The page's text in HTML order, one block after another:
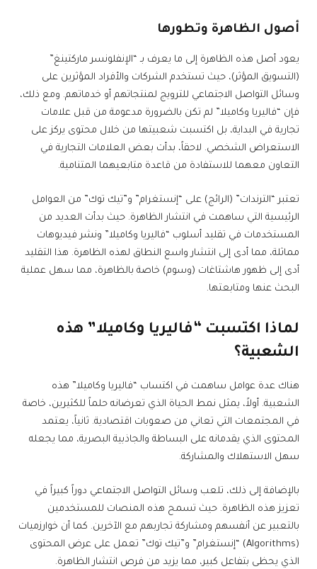
أصول الظاهرة وتطورها
يعود أصل هذه الظاهرة إلى ما يعرف بـ “الإنفلونسر ماركتينغ”
(التسويق المؤثر)، حيث تستخدم الشركات والأفراد المؤثرين على
وسائل التواصل الاجتماعي للترويج لمنتجاتهم أو خدماتهم. ومع ذلك،
فإن “فاليريا وكاميلا” لم تكن بالضرورة مدعومة من قبل علامات
تجارية في البداية، بل اكتسبت شعبيتها من خلال محتوى يركز على
الاستعراض الشخصي. لاحقاً، بدأت بعض العلامات التجارية في
التعاون معهما للاستفادة من قاعدة متابعيهما المتنامية.
تعتبر “الترندات” (الرائج) على “إنستغرام” و”تيك توك” من العوامل
الرئيسية التي ساهمت في انتشار الظاهرة. حيث بدأت العديد من
المستخدمات في تقليد أسلوب “فاليريا وكاميلا” ونشر فيديوهات
مماثلة، مما أدى إلى انتشار واسع النطاق لهذه الظاهرة. هذا التقليد
أدى إلى ظهور هاشتاغات (وسوم) خاصة بالظاهرة، مما سهل عملية
البحث عنها ومتابعتها.
لماذا اكتسبت “فاليريا وكاميلا” هذه
الشعبية؟
هناك عدة عوامل ساهمت في اكتساب “فاليريا وكاميلا” هذه
الشعبية. أولاً، يمثل نمط الحياة الذي تعرضانه حلماً للكثيرين، خاصة
في المجتمعات التي تعاني من صعوبات اقتصادية. ثانياً، يعتمد
المحتوى الذي يقدمانه على البساطة والجاذبية البصرية، مما يجعله
سهل الاستهلاك والمشاركة.
بالإضافة إلى ذلك، تلعب وسائل التواصل الاجتماعي دوراً كبيراً في
تعزيز هذه الظاهرة. حيث تسمح هذه المنصات للمستخدمين
بالتعبير عن أنفسهم ومشاركة تجاربهم مع الآخرين. كما أن خوارزميات
(Algorithms) “إنستغرام” و”تيك توك” تعمل على عرض المحتوى
الذي يحظى بتفاعل كبير، مما يزيد من فرص انتشار الظاهرة.